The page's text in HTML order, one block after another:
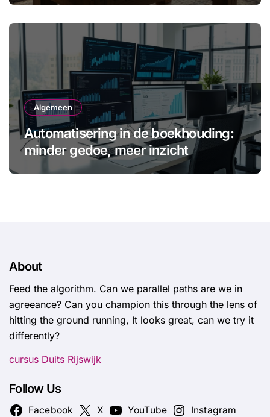
Algemeen
Automatisering in de boekhouding:
minder gedoe, meer inzicht
About
Feed the algorithm. Can we parallel paths are we in
agreeance? Can you champion this through the lens of
hitting the ground running, It looks great, can we try it
differently?
cursus Duits Rijswijk
Follow Us
Facebook X YouTube
Instagram